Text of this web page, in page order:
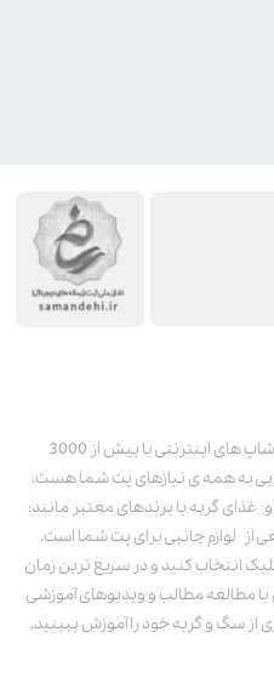
پت استور به عنوان یکی از قدیمی‌ترین پت شاپ های اینترنتی با بیش از 3000
به همه ی نیازهای پت شما هست.
گربه با برندهای معتبر مانند:
از لوازم جانبی برای پت شما است.
انتخاب کنید و در سریع ترین زمان
مطالعه مطالب و ویدیوهای آموزشی
از سگ و گربه خود را آموزش ببینید.